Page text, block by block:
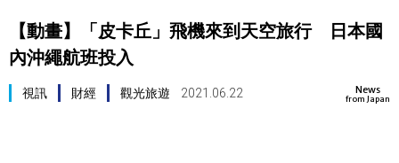
日本指南
視覺日本
【動畫】「皮卡丘」飛機來到天空旅行 日本國
內沖繩航班投入
News
from Japan
視訊 財經 觀光旅遊 2021.06.22